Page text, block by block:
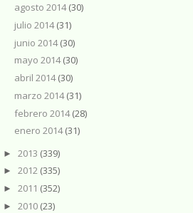
agosto 2014(30)
julio 2014(31)
junio 2014(30)
mayo 2014(30)
abril 2014(30)
marzo 2014(31)
febrero 2014(28)
enero 2014(31)
► 2013 (339)
► 2012 (335)
► 2011 (352)
► 2010 (23)